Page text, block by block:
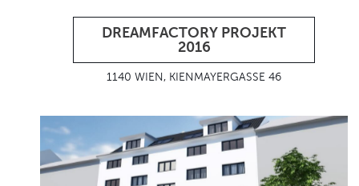
DREAMFACTORY PROJEKT
2016
1140 WIEN, KIENMAYERGASSE 46